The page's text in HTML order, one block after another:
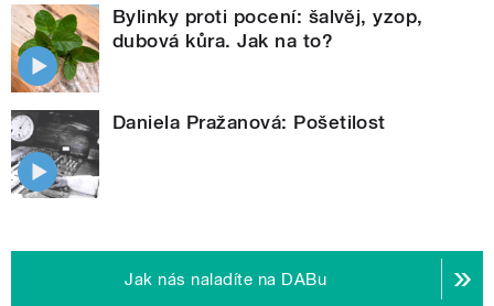
Bylinky proti pocení: šalvěj, yzop,
dubová kůra. Jak na to?
Daniela Pražanová: Pošetilost
Jak nás naladíte na DABu